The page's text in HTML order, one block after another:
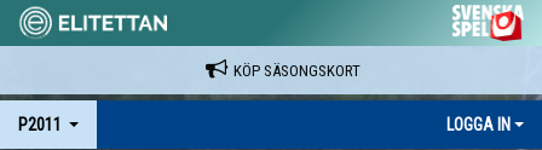
KÖP SÄSONGSKORT
P2011 LOGGA IN